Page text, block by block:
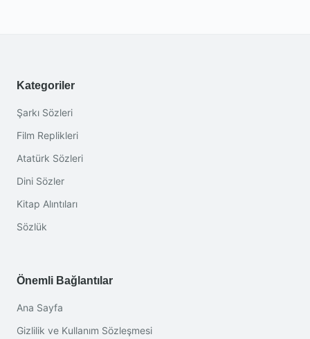
Kategoriler
Şarkı Sözleri
Film Replikleri
Atatürk Sözleri
Dini Sözler
Kitap Alıntıları
Sözlük
Önemli Bağlantılar
Ana Sayfa
Gizlilik ve Kullanım Sözleşmesi